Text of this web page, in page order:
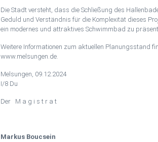
Die Stadt versteht, dass die Schließung des
Geduld und Verständnis für die Komplexität dieses
ein modernes und attraktives Schwimmbad zu
Weitere Informationen zum aktuellen Planungsstand
www.melsungen.de.
Melsungen, 09.12.2024
I/8 Du
Der M a g i s t r a t
Markus Boucsein